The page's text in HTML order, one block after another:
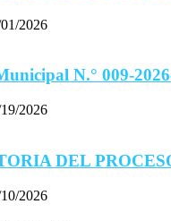
2026
N.° 009-
2026
DEL
2026